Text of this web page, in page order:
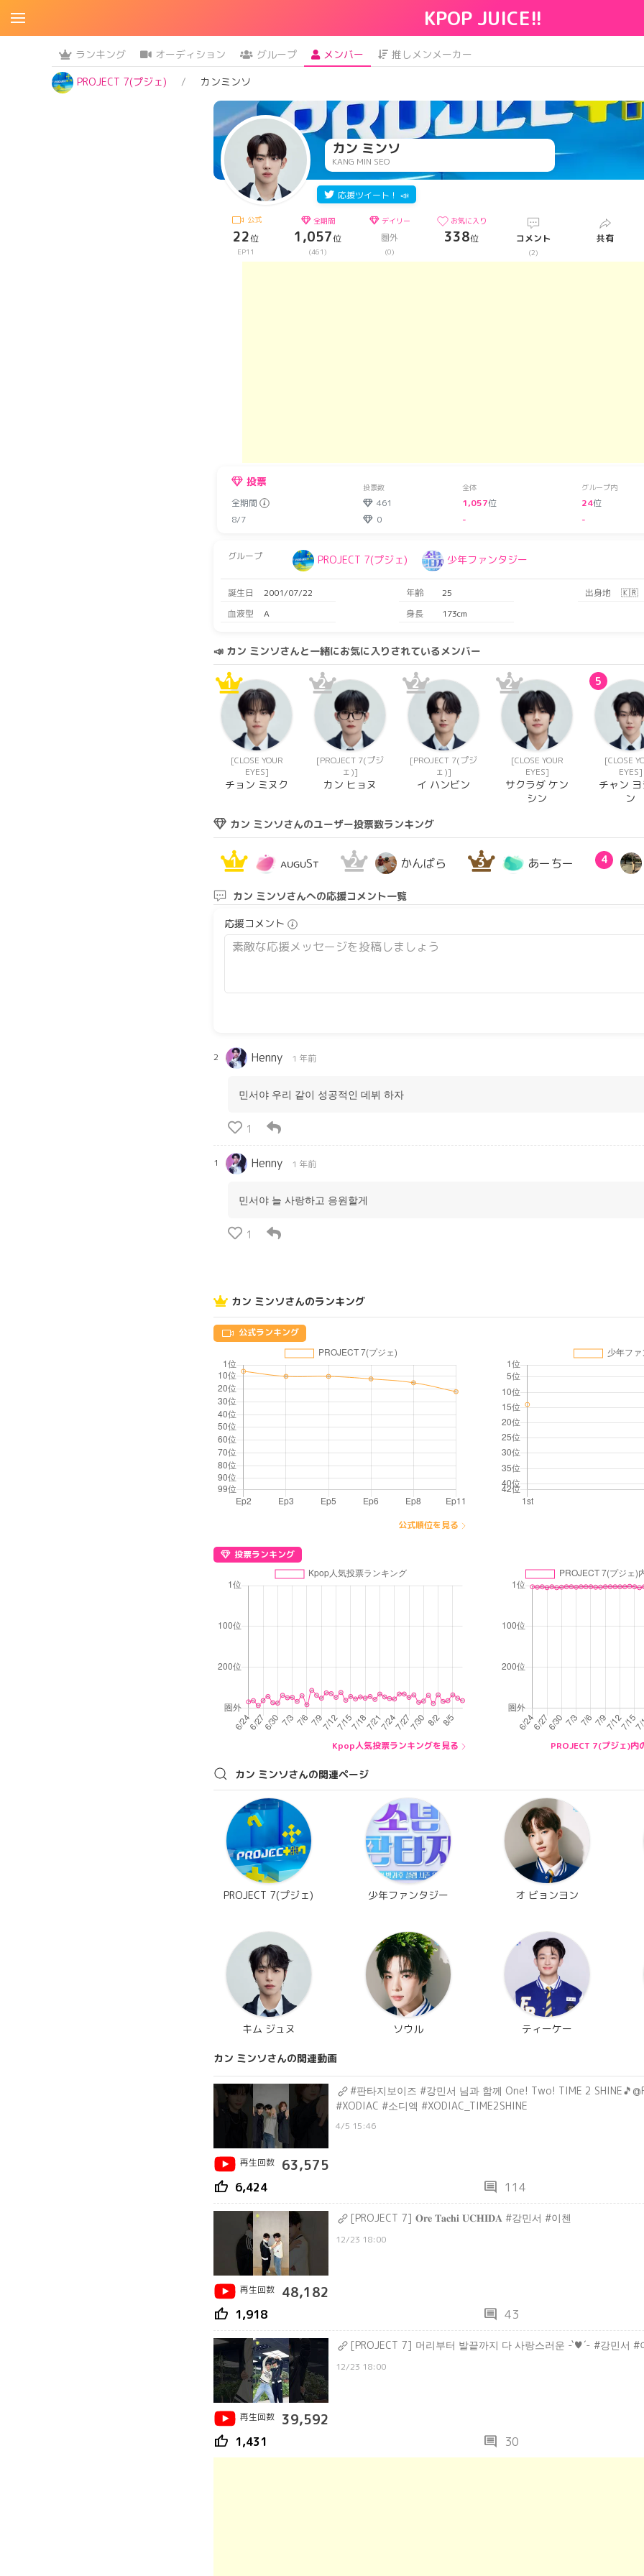
KPOP JUICE!!
ランキング オーディション グループ メンバー
推しメンメーカー
PROJECT 7(プジェ)
カンミンソ
カン ミンソ
KANG MIN SEO
応援ツイート！ 📣
公式
22位
EP11
全期間
1,057位
(461)
デイリー
圏外
(0)
お気に入り
338位 コメント
(2)
共有
投票 投票数 全体 グループ内
全期間 461 1,057位 24位
8/7
0 - -
グループ PROJECT 7(プジェ) 少年ファンタジー
誕生日 2001/07/22 年齢 25 出身地
🇰🇷
血液型
A 身長 173cm
📣 カン ミンソさんと一緒にお気に入りされているメンバー
1
[CLOSE YOUR
EYES]
チョン ミヌク
2
[PROJECT 7(プジ
ェ)]
カン ヒョヌ
2
[PROJECT 7(プジ
ェ)]
イ ハンビン
2
[CLOSE YOUR
EYES]
サクラダ ケン
シン
5
[CLOSE
EYES]
チャン
ン
カン ミンソさんのユーザー投票数ランキング
1 ᴀᴜɢᴜSᴛ 2 かんばら 3 あーちー 4
カン ミンソさんへの応援コメント一覧
応援コメント
2 Henny 1 年前
민서야 우리 같이 성공적인 데뷔 하자
1
1 Henny 1 年前
민서야 늘 사랑하고 응원할게
1
カン ミンソさんのランキング
公式ランキング
公式順位を見る
投票ランキング
Kpop人気投票ランキングを見る PROJECT 7(プジェ)内
カン ミンソさんの関連ページ
PROJECT 7(プジェ) 少年ファンタジー オ ビョンヨン
キム ジュヌ ソウル ティーケー
カン ミンソさんの関連動画
#판타지보이즈 #강민서 님과 함께 One! Two! TIME 2
#XODIAC #소디엑 #XODIAC_TIME2SHINE
4/5 15:46
再生回数 63,575
thumb_up 6,424 comment 114
[PROJECT 7] 𝐎𝐫𝐞 𝐓𝐚𝐜𝐡𝐢 𝐔𝐂𝐇𝐈𝐃𝐀 #강민서 #이첸
12/23 18:00
再生回数 48,182
thumb_up 1,918 comment 43
[PROJECT 7] 머리부터 발끝까지 다 사랑스러운 -`♥´- #강민서 #
12/23 18:00
再生回数 39,592
thumb_up 1,431 comment 30